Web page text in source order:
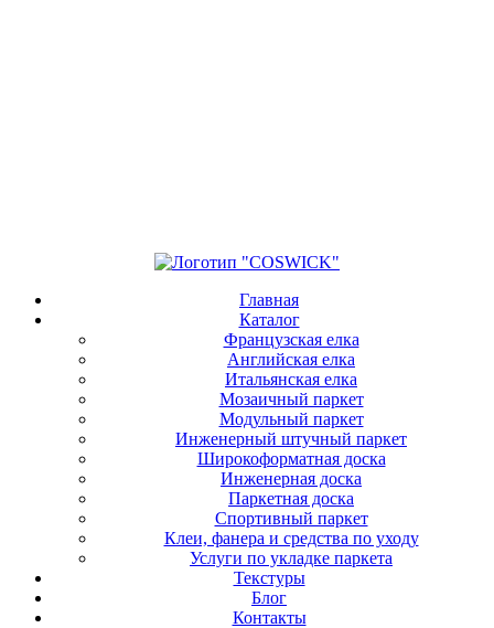
Главная
Каталог
Французская елка
Английская елка
Итальянская елка
Мозаичный паркет
Модульный паркет
Инженерный штучный паркет
Широкоформатная доска
Инженерная доска
Паркетная доска
Спортивный паркет
Клеи, фанера и средства по уходу
Услуги по укладке паркета
Текстуры
Блог
Контакты